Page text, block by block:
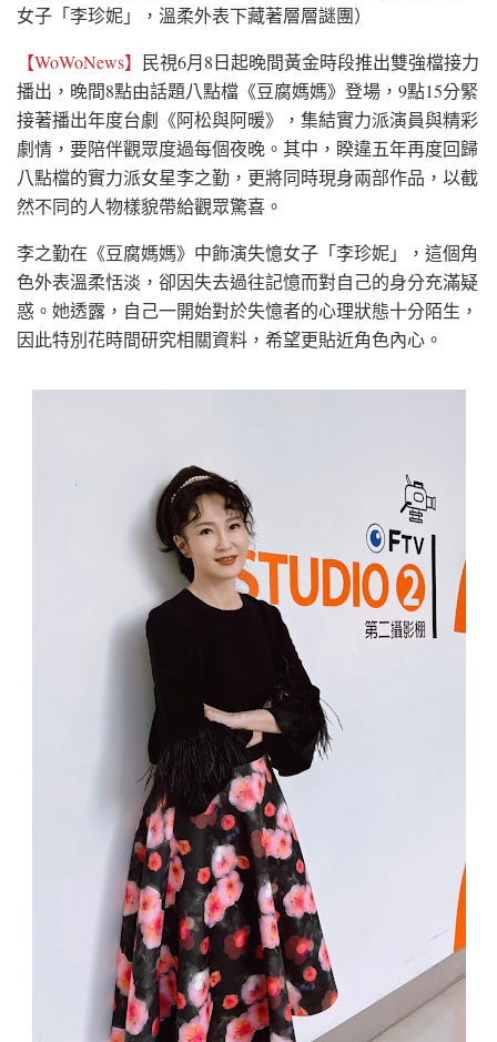
女子「李珍妮」，溫柔外表下藏著層層謎團）
【WoWoNews】 民視6月8日起晚間黃金時段推出雙強檔接力
播出，晚間8點由話題八點檔《豆腐媽媽》登場，9點15分緊
接著播出年度台劇《阿松與阿暖》，集結實力派演員與精彩
劇情，要陪伴觀眾度過每個夜晚。其中，睽違五年再度回歸
八點檔的實力派女星李之勤，更將同時現身兩部作品，以截
然不同的人物樣貌帶給觀眾驚喜。
李之勤在《豆腐媽媽》中飾演失憶女子「李珍妮」，這個角
色外表溫柔恬淡，卻因失去過往記憶而對自己的身分充滿疑
惑。她透露，自己一開始對於失憶者的心理狀態十分陌生，
因此特別花時間研究相關資料，希望更貼近角色內心。